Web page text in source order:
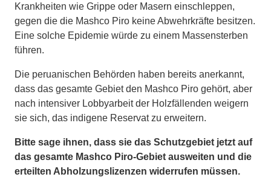
Krankheiten wie Grippe oder Masern einschleppen,
gegen die die Mashco Piro keine Abwehrkräfte besitzen.
Eine solche Epidemie würde zu einem Massensterben
führen.
Die peruanischen Behörden haben bereits anerkannt,
dass das gesamte Gebiet den Mashco Piro gehört, aber
nach intensiver Lobbyarbeit der Holzfällenden weigern
sie sich, das indigene Reservat zu erweitern.
Bitte sage ihnen, dass sie das Schutzgebiet jetzt auf
das gesamte Mashco Piro-Gebiet ausweiten und die
erteilten Abholzungslizenzen widerrufen müssen.